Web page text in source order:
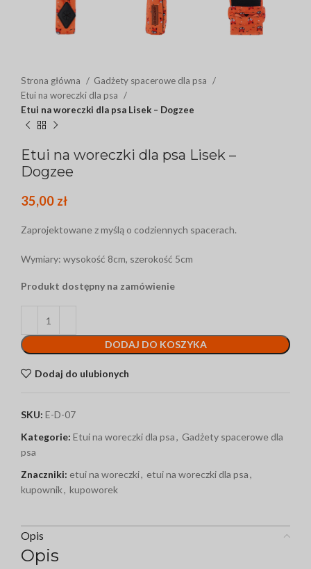
Strona główna
Gadżety spacerowe dla psa
Etui na woreczki dla psa
Etui na woreczki dla psa Lisek – Dogzee
Etui na woreczki dla psa Lisek –
Dogzee
35,00 zł
Zaprojektowane z myślą o codziennych spacerach.
Wymiary: wysokość 8cm, szerokość 5cm
Produkt dostępny na zamówienie
DODAJ DO KOSZYKA
Dodaj do ulubionych
SKU: E-D-07
Kategorie: Etui na woreczki dla psa, Gadżety spacerowe dla
psa
Znaczniki: etui na woreczki, etui na woreczki dla psa,
kupownik, kupoworek
Opis
Opis